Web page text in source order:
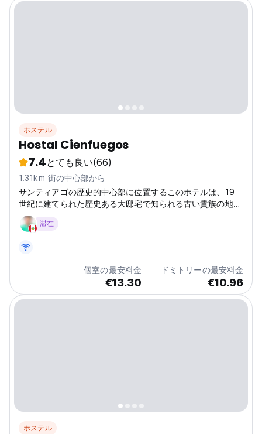
ホステル
Hostal Cienfuegos
7.4とても良い(66)
1.31km 街の中心部から
サンティアゴの歴史的中心部に位置するこのホテルは、19
世紀に建てられた歴史ある大邸宅で知られる古い貴族の地区
です。
滞在
個室の最安料金
€13.30
ドミトリーの最安料金
€10.96
ホステル